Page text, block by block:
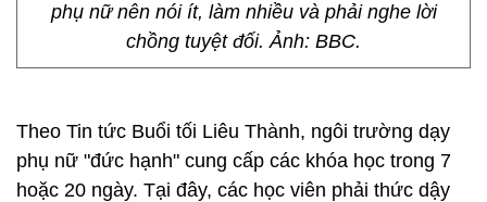
phụ nữ nên nói ít, làm nhiều và phải nghe lời
chồng tuyệt đối. Ảnh: BBC.
Theo Tin tức Buổi tối Liêu Thành, ngôi trường dạy
phụ nữ "đức hạnh" cung cấp các khóa học trong 7
hoặc 20 ngày. Tại đây, các học viên phải thức dậy